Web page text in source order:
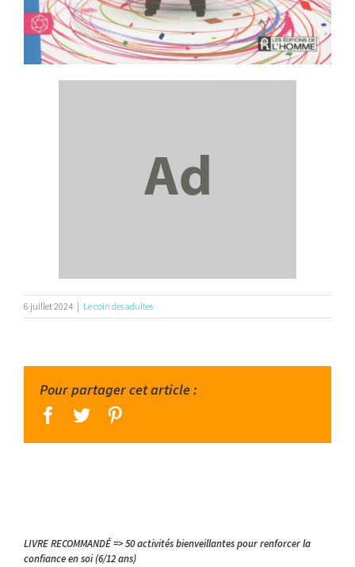
6 juillet 2024 | Le coin des adultes
Pour partager cet article :
facebook
twitter
LIVRE RECOMMANDÉ => 50 activités bienveillantes pour renforcer la
confiance en soi (6/12 ans)